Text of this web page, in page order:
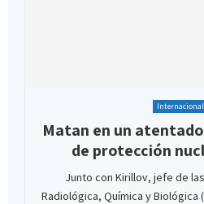
Internacional
Matan en un
de protección
Junto con Kirillov, jefe de
Radiológica, Química y Biológica